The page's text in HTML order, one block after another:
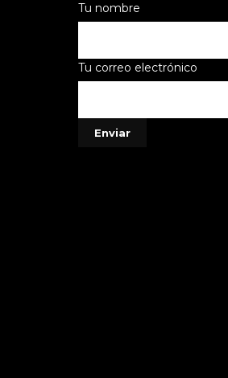
Tu nombre
Tu correo electrónico